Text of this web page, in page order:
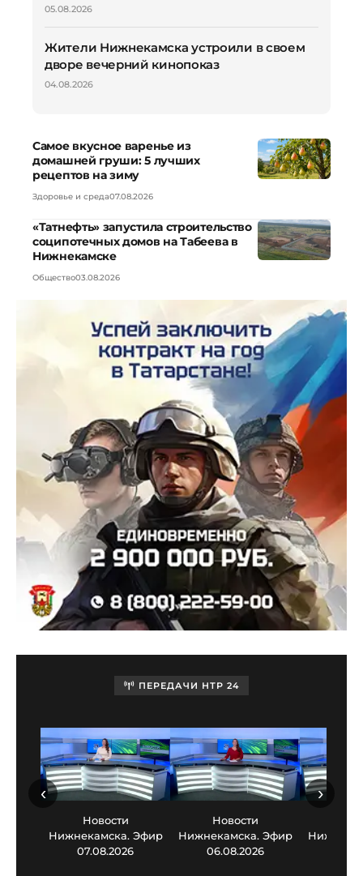
05.08.2026
Жители Нижнекамска устроили в своем
дворе вечерний кинопоказ
04.08.2026
Самое вкусное варенье из
домашней груши: 5 лучших
рецептов на зиму
Здоровье и среда07.08.2026
«Татнефть» запустила строительство
соципотечных домов на Табеева в
Нижнекамске
Общество03.08.2026
ПЕРЕДАЧИ НТР 24
Новости
Нижнекамска. Эфир
07.08.2026
Новости
Нижнекамска. Эфир
06.08.2026
‹ ›